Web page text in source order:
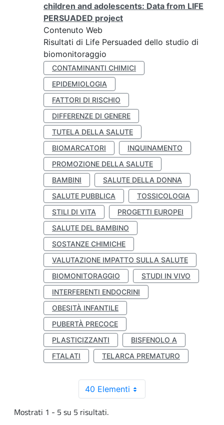
children and adolescents: Data from LIFE
PERSUADED project
Contenuto Web
Risultati di Life Persuaded dello studio di
biomonitoraggio
CONTAMINANTI CHIMICI
EPIDEMIOLOGIA
FATTORI DI RISCHIO
DIFFERENZE DI GENERE
TUTELA DELLA SALUTE
BIOMARCATORI
INQUINAMENTO
PROMOZIONE DELLA SALUTE
BAMBINI
SALUTE DELLA DONNA
SALUTE PUBBLICA
TOSSICOLOGIA
STILI DI VITA
PROGETTI EUROPEI
SALUTE DEL BAMBINO
SOSTANZE CHIMICHE
VALUTAZIONE IMPATTO SULLA SALUTE
BIOMONITORAGGIO
STUDI IN VIVO
INTERFERENTI ENDOCRINI
OBESITÀ INFANTILE
PUBERTÀ PRECOCE
PLASTICIZZANTI
BISFENOLO A
FTALATI
TELARCA PREMATURO
40 Elementi
Mostrati 1 - 5 su 5 risultati.